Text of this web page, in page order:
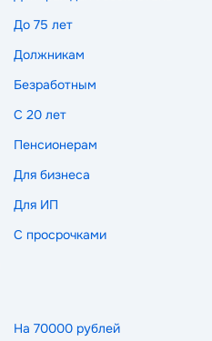
До 75 лет
Должникам
Безработным
С 20 лет
Пенсионерам
Для бизнеса
Для ИП
С просрочками
На 70000 рублей